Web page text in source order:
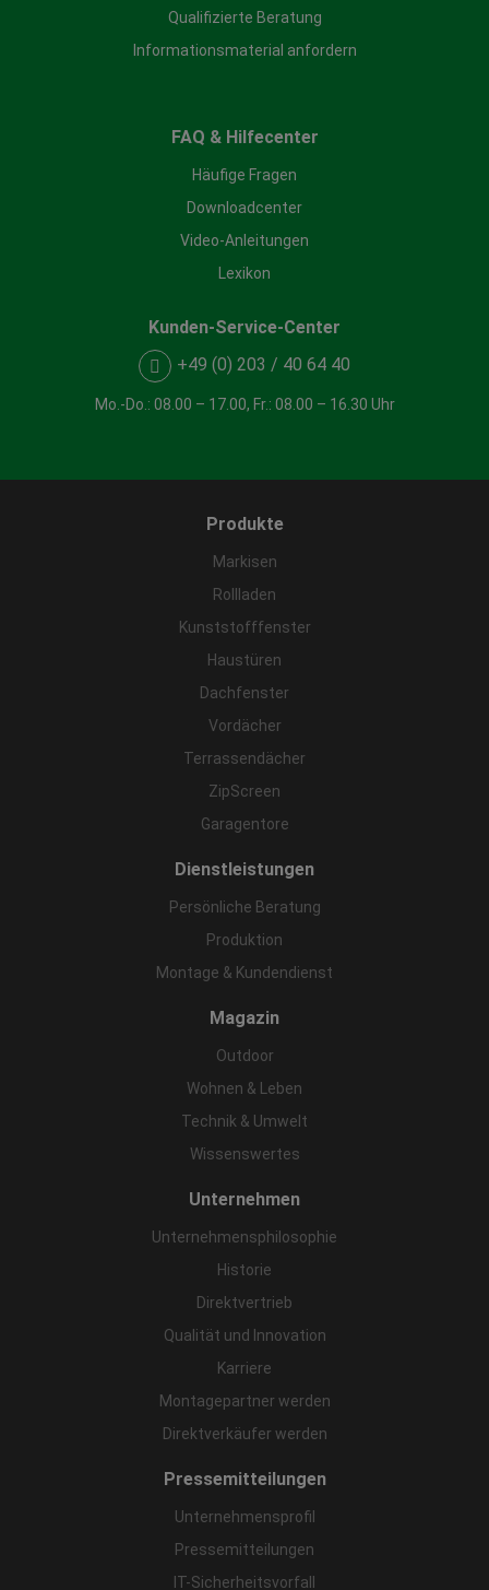
Qualifizierte Beratung
Informationsmaterial anfordern
FAQ & Hilfecenter
Häufige Fragen
Downloadcenter
Video-Anleitungen
Lexikon
Kunden-Service-Center
+49 (0) 203 / 40 64 40
Mo.-Do.: 08.00 – 17.00, Fr.: 08.00 – 16.30 Uhr
Produkte
Markisen
Rollladen
Kunststofffenster
Haustüren
Dachfenster
Vordächer
Terrassendächer
ZipScreen
Garagentore
Dienstleistungen
Persönliche Beratung
Produktion
Montage & Kundendienst
Magazin
Outdoor
Wohnen & Leben
Technik & Umwelt
Wissenswertes
Unternehmen
Unternehmensphilosophie
Historie
Direktvertrieb
Qualität und Innovation
Karriere
Montagepartner werden
Direktverkäufer werden
Pressemitteilungen
Unternehmensprofil
Pressemitteilungen
IT-Sicherheitsvorfall